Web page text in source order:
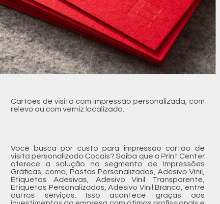
Cartões de visita com impressão personalizada, com
relevo ou com verniz localizado.
Você busca por custo para impressão cartão de
visita personalizado Cocais? Saiba que a Print Center
oferece a solução no segmento de Impressões
Gráficas, como, Pastas Personalizadas, Adesivo Vinil,
Etiquetas Adesivas, Adesivo Vinil Transparente,
Etiquetas Personalizadas, Adesivo Vinil Branco, entre
outros serviços. Isso acontece graças aos